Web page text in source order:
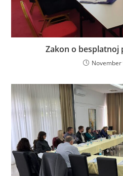
Zakon o besplatnoj
November